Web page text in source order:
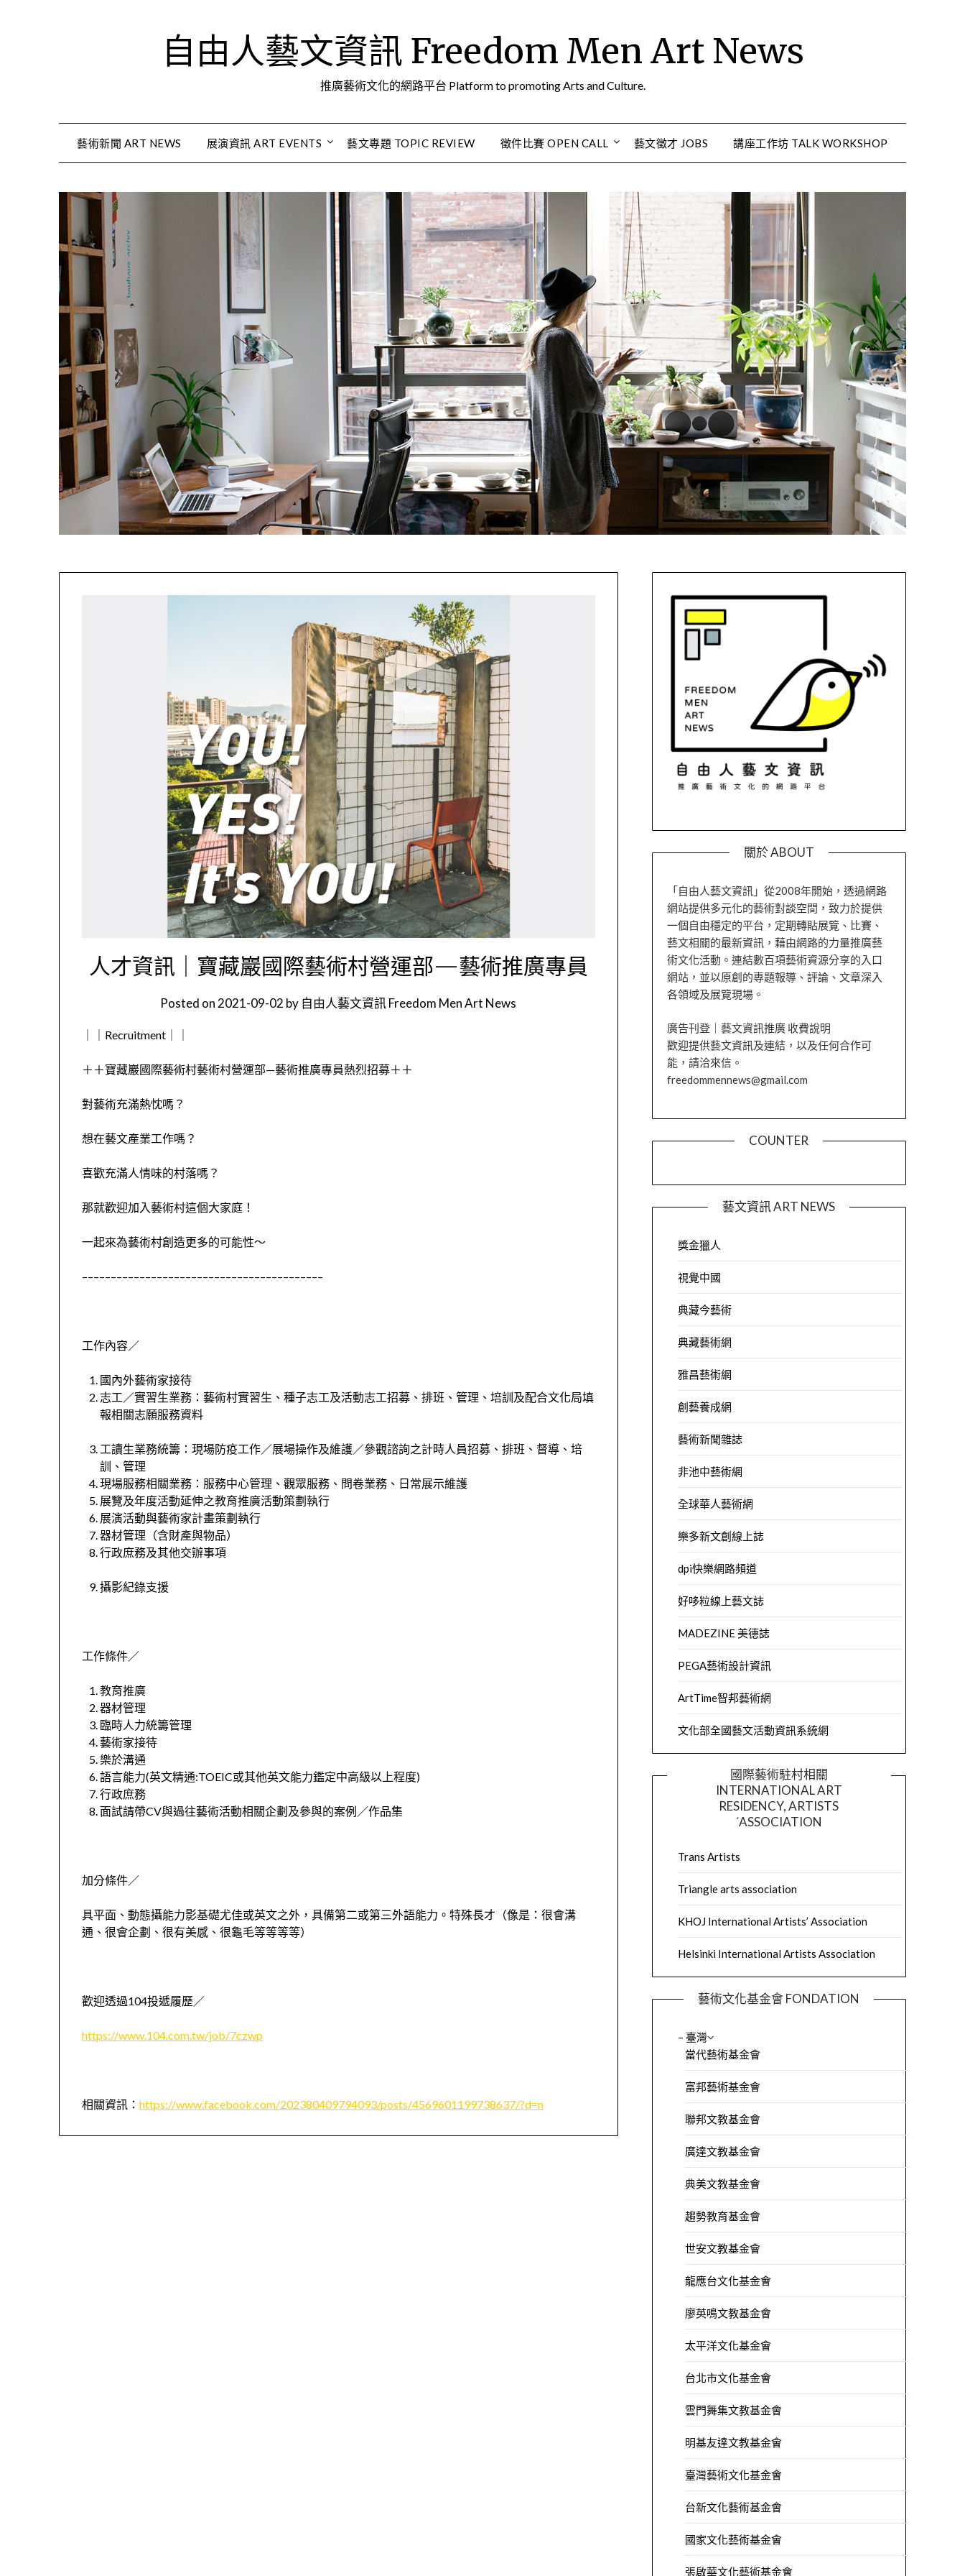
自由人藝文資訊 Freedom Men Art News
推廣藝術文化的網路平台 Platform to promoting Arts and Culture.
藝術新聞 ART NEWS 展演資訊 ART EVENTS 藝文專題 TOPIC REVIEW 徵件比賽 OPEN CALL 藝文徵才 JOBS 講座工作坊 TALK WORKSHOP
人才資訊｜寶藏巖國際藝術村營運部—藝術推廣專員
Posted on 2021-09-02 by 自由人藝文資訊 Freedom Men Art News
Recruitment
＋＋寶藏巖國際藝術村藝術村營運部—藝術推廣專員熱烈招募＋＋
對藝術充滿熱忱嗎？
想在藝文產業工作嗎？
喜歡充滿人情味的村落嗎？
那就歡迎加入藝術村這個大家庭！
一起來為藝術村創造更多的可能性～
––––––––––––––––––––––––––––––––––––––––––
工作內容／
國內外藝術家接待
志工／實習生業務：藝術村實習生、種子志工及活動志工招募、排班、管理、培訓及配合文化局填
報相關志願服務資料
工讀生業務統籌：現場防疫工作／展場操作及維護／參觀諮詢之計時人員招募、排班、督導、培
訓、管理
現場服務相關業務：服務中心管理、觀眾服務、問卷業務、日常展示維護
展覽及年度活動延伸之教育推廣活動策劃執行
展演活動與藝術家計畫策劃執行
器材管理（含財產與物品）
行政庶務及其他交辦事項
攝影紀錄支援
工作條件／
教育推廣
器材管理
臨時人力統籌管理
藝術家接待
樂於溝通
語言能力(英文精通:TOEIC或其他英文能力鑑定中高級以上程度)
行政庶務
面試請帶CV與過往藝術活動相關企劃及參與的案例／作品集
加分條件／
具平面、動態攝能力影基礎尤佳或英文之外，具備第二或第三外語能力。特殊長才（像是：很會溝
通、很會企劃、很有美感、很龜毛等等等等）
歡迎透過104投遞履歷／
https://www.104.com.tw/job/7czwp
相關資訊：https://www.facebook.com/202380409794093/posts/4569601199738637/?d=n
關於 ABOUT
「自由人藝文資訊」從2008年開始，透過網路
網站提供多元化的藝術對談空間，致力於提供
一個自由穩定的平台，定期轉貼展覽、比賽、
藝文相關的最新資訊，藉由網路的力量推廣藝
術文化活動。連結數百項藝術資源分享的入口
網站，並以原創的專題報導、評論、文章深入
各領域及展覽現場。
廣告刊登｜藝文資訊推廣 收費說明
歡迎提供藝文資訊及連結，以及任何合作可
能，請洽來信。
freedommennews@gmail.com
COUNTER
藝文資訊 ART NEWS
獎金獵人
視覺中國
典藏今藝術
典藏藝術網
雅昌藝術網
創藝養成網
藝術新聞雜誌
非池中藝術網
全球華人藝術網
樂多新文創線上誌
dpi快樂網路頻道
好哆粒線上藝文誌
MADEZINE 美德誌
PEGA藝術設計資訊
ArtTime智邦藝術網
文化部全國藝文活動資訊系統網
國際藝術駐村相關
INTERNATIONAL ART
RESIDENCY, ARTISTS
´ASSOCIATION
Trans Artists
Triangle arts association
KHOJ International Artists’ Association
Helsinki International Artists Association
藝術文化基金會 FONDATION
– 臺灣
當代藝術基金會
富邦藝術基金會
聯邦文教基金會
廣達文教基金會
典美文教基金會
趨勢教育基金會
世安文教基金會
龍應台文化基金會
廖英鳴文教基金會
太平洋文化基金會
台北市文化基金會
雲門舞集文教基金會
明基友達文教基金會
臺灣藝術文化基金會
台新文化藝術基金會
國家文化藝術基金會
張啟華文化藝術基金會